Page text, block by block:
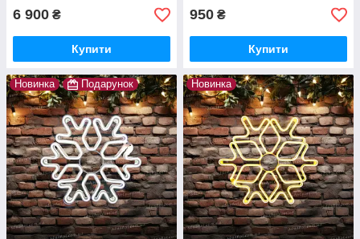
6 900 ₴
Купити
950 ₴
Купити
Новинка Подарунок Новинка